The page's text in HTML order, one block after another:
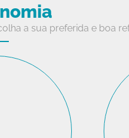
a sua preferida e boa